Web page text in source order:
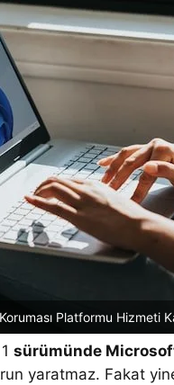
Platformu Hizmeti
sürümünde
yaratmaz. Fakat